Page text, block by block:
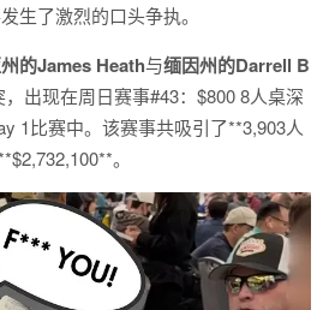
生了激烈的口头争执。
的James Heath与缅因州的Darrell B
出现在周日赛事#43：$800 8人桌深
1比赛中。该赛事共吸引了**3,903人
。